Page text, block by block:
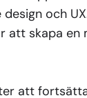
och
att skapa en
att